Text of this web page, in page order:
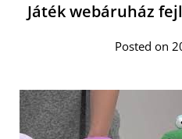
Játék webáruház
Posted on